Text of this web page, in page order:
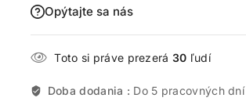
Opýtajte sa nás
Toto si práve prezerá 30 ľudí
Doba dodania : Do 5 pracovných dní